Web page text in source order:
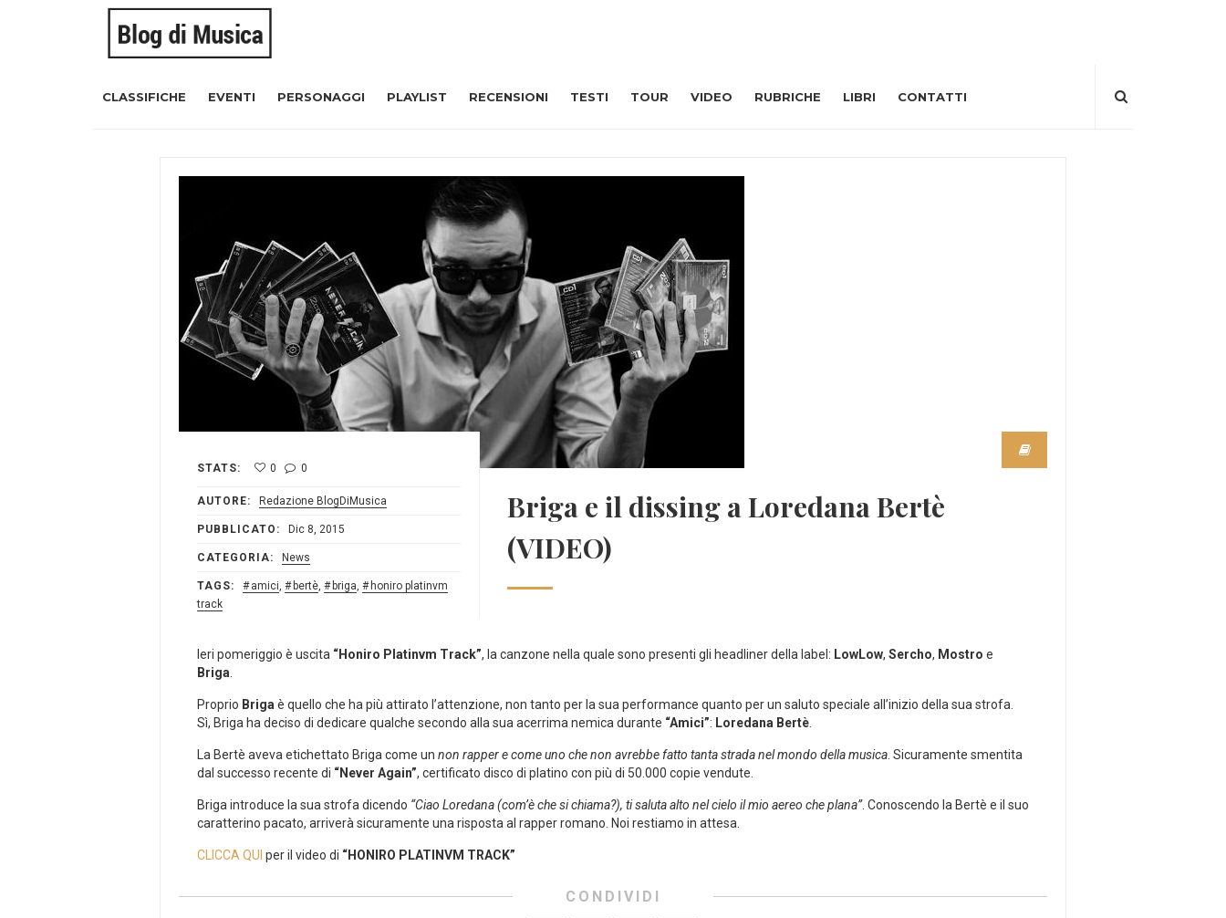
CLASSIFICHE EVENTI PERSONAGGI PLAYLIST RECENSIONI TESTI TOUR VIDEO RUBRICHE LIBRI CONTATTI
STATS: 0 0
AUTORE: Redazione BlogDiMusica
PUBBLICATO: Dic 8, 2015
CATEGORIA: News
TAGS: amici, bertè, briga,
honiro platinvm
track
Briga e il dissing a Loredana Bertè
(VIDEO)
Ieri pomeriggio è uscita “Honiro Platinvm Track”, la canzone nella quale sono presenti gli headliner della label: LowLow, Sercho, Mostro e
Briga.
Proprio Brigaè quello che ha più attirato l’attenzione, non tanto per la sua performance quanto per un saluto speciale all’inizio della sua strofa.
Sì, Briga ha deciso di dedicare qualche secondo alla sua acerrima nemica durante “Amici”: Loredana Bertè.
La Bertè aveva etichettato Briga come un non rapper e come uno che non avrebbe fatto tanta strada nel mondo della musica. Sicuramente smentita
dal successo recente di “Never Again”, certificato disco di platino con più di 50.000 copie vendute.
Briga introduce la sua strofa dicendo “Ciao Loredana (com’è che si chiama?), ti saluta alto nel cielo il mio aereo che plana”. Conoscendo la Bertè e il suo
caratterino pacato, arriverà sicuramente una risposta al rapper romano. Noi restiamo in attesa.
CLICCA QUI per il video di “HONIRO PLATINVM TRACK”
CONDIVIDI